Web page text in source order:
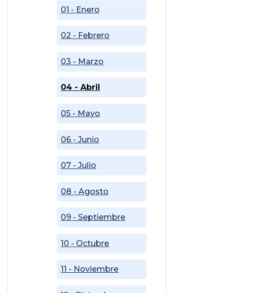
01 - Enero
02 - Febrero
03 - Marzo
04 - Abril
05 - Mayo
06 - Junio
07 - Julio
08 - Agosto
09 - Septiembre
10 - Octubre
11 - Noviembre